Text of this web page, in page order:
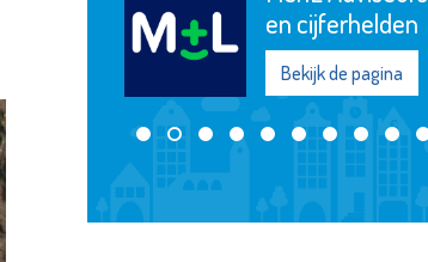
Vlaardingen e.o.
Bekijk de pagina